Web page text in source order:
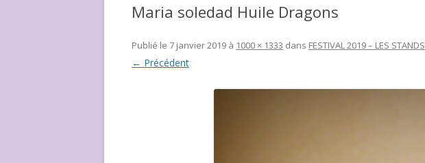
COMMENT FONCTIONNONS
Maria soledad Huile Dragons
Publié le 7 janvier 2019 à 1000 × 1333 dans FESTIVAL 2019 – LES STANDS
← Précédent